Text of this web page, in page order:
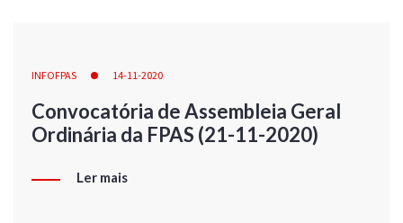
INFOFPAS 14-11-2020
Convocatória de Assembleia Geral
Ordinária da FPAS (21-11-2020)
Ler mais